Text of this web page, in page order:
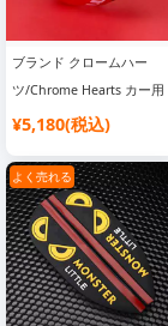
ブランド クロームハー
ツ/Chrome Hearts カー用
品
¥5,180(税込)
よく売れる